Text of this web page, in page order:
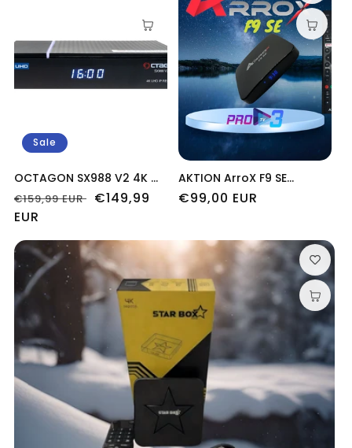
Sale
OCTAGON SX988 V2 4K WL
UHD LINUX IP-RECEIVER
Normaler
Preis
€159,99 EUR Verkaufspreis
€149,99
EUR
AKTION ArroX F9 SE
Receiver 8K 30FPS, 4K
60FPS Android 9.0 Dual Wifi
Normaler
€99,00 EUR